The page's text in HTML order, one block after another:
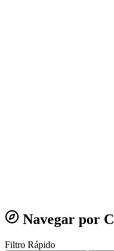
Navegar por
Filtro Rápido